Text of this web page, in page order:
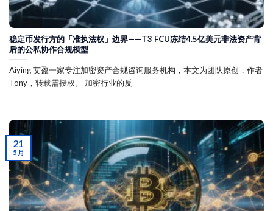
稳定币发行方的「准执法权」边界——T3 FCU冻结4.5亿美元非法资产背
后的公私协作合规模型
Aiying 艾盈一家专注加密资产合规咨询服务机构，本文为团队原创，作者
Tony，转载需授权。 加密行业的反
21
5 月